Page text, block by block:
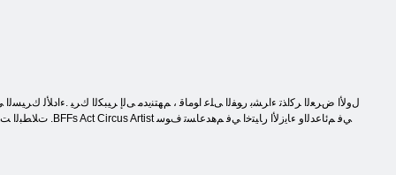
ﺕﻼ ﻄﺒﻟﺍ ﺖﻌﻤ .ﺕﺎﺑﺎﺻﻹ ﺍ ﺐﺒﺴﺑ ﺎﻬﺋﺍﺩﺃ ﻦﻣ ﺍﻮﻨﻜﻤﺘﻳ ﻢﻟ ﻭﺃ ﺽﺮﻤﻟﺎﺑ ﺍﻮﺒﻴﺻﺃ ﺎﻣﺇ ﻦﻴﻧﺎﻨﻔﻟﺍ .ﻦﻬﺗﺎﻣﺪﺧ ﻦﺿﺮﻋﻭ ﺓﺪﻋﺎﺴﻤﻟﺍ ﺕﺎﻴﺘﻔﻟﺍ ﺕﺭﺮﻗ .BFFs Act Circus Artist ﻲﻓ ﻢﺋﺎﻋﺪﻟﺍﻭ ءﺎﻳﺯﻷ ﺍ ﺭﺎﻴﺘﺧﺍ ﻲﻓ ﻢﻫﺪﻋﺎﺴﺗ ﻑﻮﺳ